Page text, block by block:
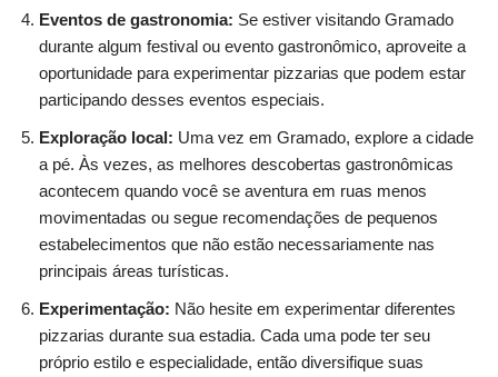
Eventos de gastronomia: Se estiver visitando Gramado
durante algum festival ou evento gastronômico, aproveite a
oportunidade para experimentar pizzarias que podem estar
participando desses eventos especiais.
Exploração local: Uma vez em Gramado, explore a cidade
a pé. Às vezes, as melhores descobertas gastronômicas
acontecem quando você se aventura em ruas menos
movimentadas ou segue recomendações de pequenos
estabelecimentos que não estão necessariamente nas
principais áreas turísticas.
Experimentação: Não hesite em experimentar diferentes
pizzarias durante sua estadia. Cada uma pode ter seu
próprio estilo e especialidade, então diversifique suas